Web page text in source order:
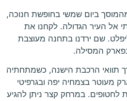
ביום שמשי בחופשת חנוכה,
אל העיר הגדולה. לקחנו את
שם ירדנו בתחנה מעוצבת
המסילה.
תוואי הרכבת הישנה, כשמתחתיה
מעוטר בצמחיה יפה ובגרפיטי
לחטופים. במרחק קצר ניתן להגיע